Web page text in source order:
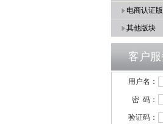
电商认证
其他版块
客户
用户名：
密 码：
验证码：